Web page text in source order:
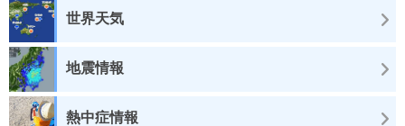
世界天気
地震情報
熱中症情報